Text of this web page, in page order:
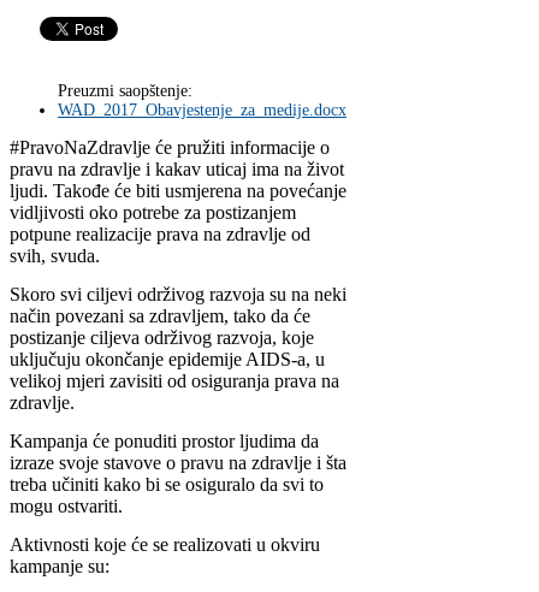
Preuzmi saopštenje:
WAD_2017_Obavjestenje_za_medije.docx
#PravoNaZdravlje će pružiti informacije o
pravu na zdravlje i kakav uticaj ima na život
ljudi. Takođe će biti usmjerena na povećanje
vidljivosti oko potrebe za postizanjem
potpune realizacije prava na zdravlje od
svih, svuda.
Skoro svi ciljevi održivog razvoja su na neki
način povezani sa zdravljem, tako da će
postizanje ciljeva održivog razvoja, koje
uključuju okončanje epidemije AIDS-a, u
velikoj mjeri zavisiti od osiguranja prava na
zdravlje.
Kampanja će ponuditi prostor ljudima da
izraze svoje stavove o pravu na zdravlje i šta
treba učiniti kako bi se osiguralo da svi to
mogu ostvariti.
Aktivnosti koje će se realizovati u okviru
kampanje su: